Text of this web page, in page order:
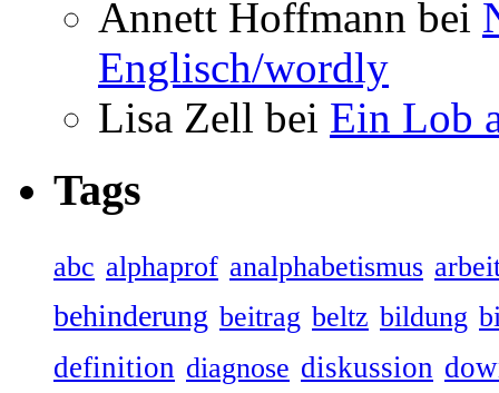
Annett Hoffmann bei
Englisch/wordly
Lisa Zell bei Ein Lob
Tags
abc alphaprof analphabetismus
behinderung beitrag beltz bildung
definition diagnose diskussion